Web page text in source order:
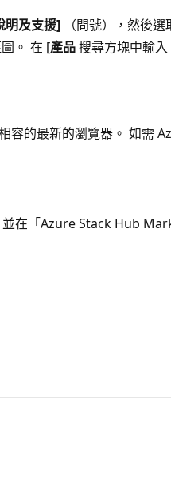
明及支援] （問號），然後選
。 在 [產品搜尋方塊中輸入
容的最新的瀏覽器。 如需
在「Azure Stack Hub